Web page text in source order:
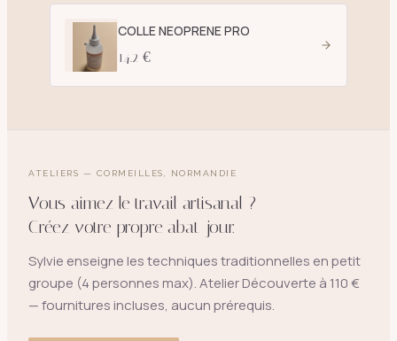
COLLE NEOPRENE PRO
14.2 €
ATELIERS — CORMEILLES, NORMANDIE
Vous aimez le travail artisanal ?
Créez votre propre abat-jour.
Sylvie enseigne les techniques traditionnelles en petit
groupe (4 personnes max). Atelier Découverte à 110 €
— fournitures incluses, aucun prérequis.